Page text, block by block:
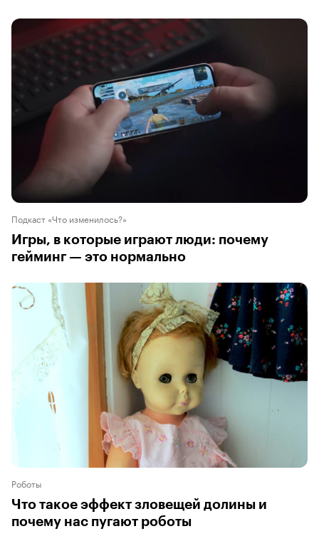
Подкаст «Что изменилось?»
Игры, в которые играют люди: почему
гейминг — это нормально
Роботы
Что такое эффект зловещей долины и
почему нас пугают роботы